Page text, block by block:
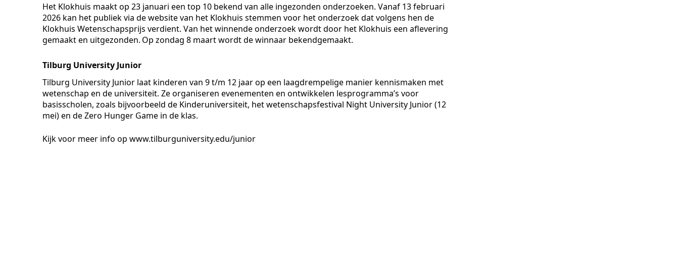
Het Klokhuis maakt op 23 januari een top 10 bekend van alle ingezonden onderzoeken. Vanaf 13 februari
2026 kan het publiek via de website van het Klokhuis stemmen voor het onderzoek dat volgens hen de
Klokhuis Wetenschapsprijs verdient. Van het winnende onderzoek wordt door het Klokhuis een aflevering
gemaakt en uitgezonden. Op zondag 8 maart wordt de winnaar bekendgemaakt.
Tilburg University Junior
Tilburg University Junior laat kinderen van 9 t/m 12 jaar op een laagdrempelige manier kennismaken met
wetenschap en de universiteit. Ze organiseren evenementen en ontwikkelen lesprogramma’s voor
basisscholen, zoals bijvoorbeeld de Kinderuniversiteit, het wetenschapsfestival Night University Junior (12
mei) en de Zero Hunger Game in de klas.
Kijk voor meer info op www.tilburguniversity.edu/junior